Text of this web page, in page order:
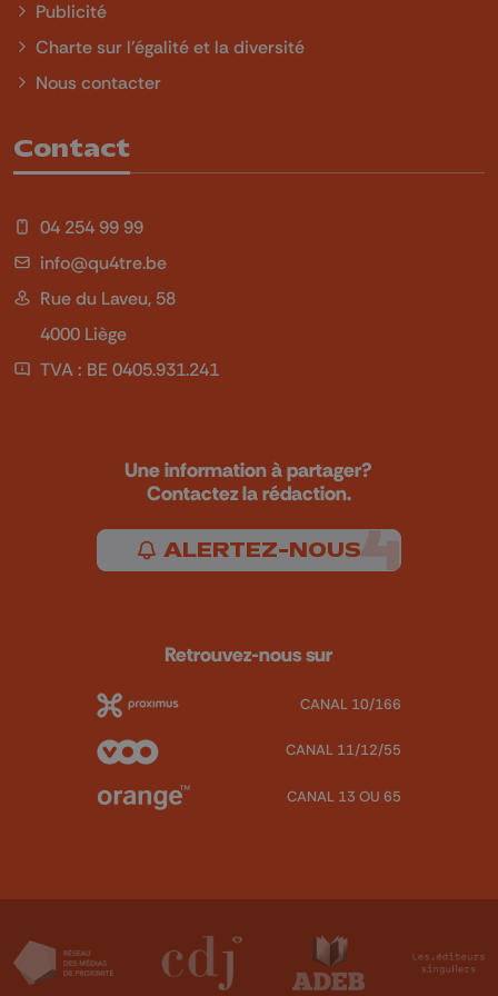
Publicité
Charte sur l'égalité et la diversité
Nous contacter
Contact
04 254 99 99
info@qu4tre.be
Rue du Laveu, 58
4000 Liège
TVA : BE 0405.931.241
Une information à partager?
Contactez la rédaction.
ALERTEZ-NOUS
Retrouvez-nous sur
CANAL 10/166
CANAL 11/12/55
CANAL 13 OU 65